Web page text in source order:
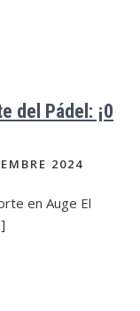
del Pádel: ¡0
2024
en Auge El